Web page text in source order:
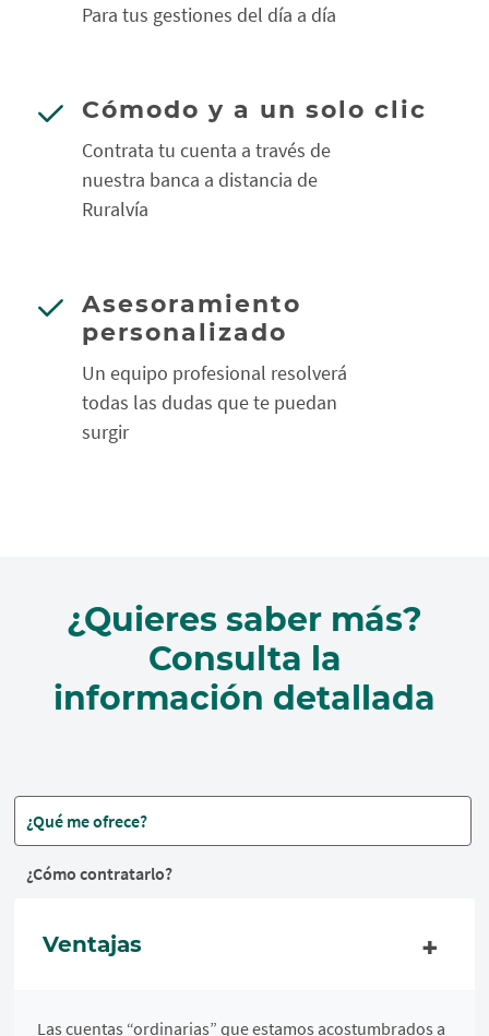
Para tus gestiones del día a día
Cómodo y a un solo clic
Contrata tu cuenta a través de
nuestra banca a distancia de
Ruralvía
Asesoramiento
personalizado
Un equipo profesional resolverá
todas las dudas que te puedan
surgir
¿Quieres saber más?
Consulta la
información detallada
¿Qué me ofrece?
¿Cómo contratarlo?
Ventajas
Las cuentas “ordinarias” que estamos acostumbrados a